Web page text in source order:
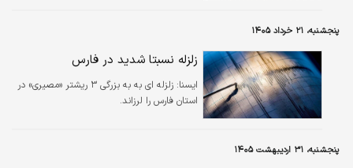
پنجشنبه، ۲۱ خرداد ۱۴۰۵
زلزله نسبتا شدید در فارس
ايسنا:
زلزله ای به به بزرگی ۳ ریشتر «مصیری» در
استان فارس را لرزاند.
پنجشنبه، ۳۱ اردیبهشت ۱۴۰۵